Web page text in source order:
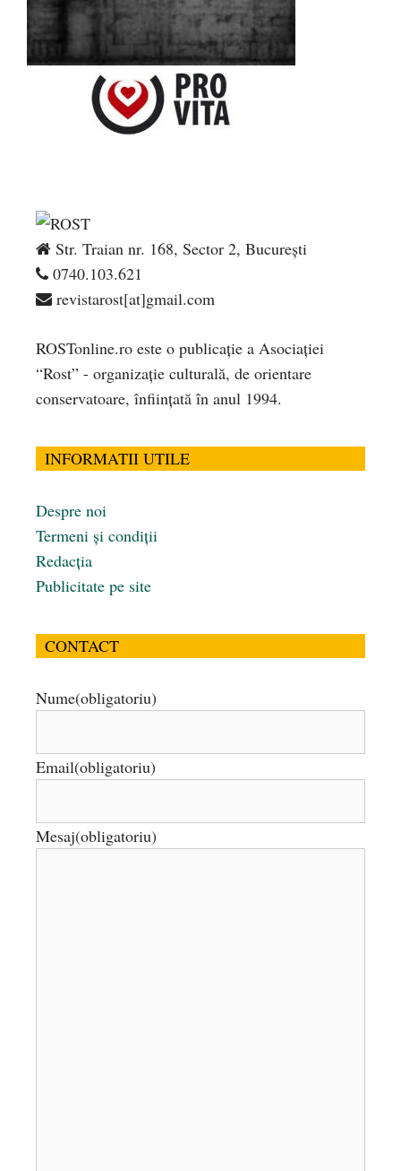
Str. Traian nr. 168, Sector 2, București
0740.103.621
revistarost[at]gmail.com
ROSTonline.ro este o publicaţie a Asociaţiei
“Rost” - organizaţie culturală, de orientare
conservatoare, înfiinţată în anul 1994.
INFORMATII UTILE
Despre noi
Termeni și condiții
Redacția
Publicitate pe site
CONTACT
Nume(obligatoriu)
Email(obligatoriu)
Mesaj(obligatoriu)